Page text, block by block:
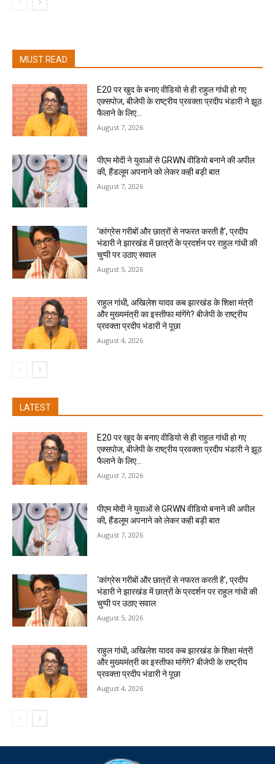
MUST READ
E20 पर खुद के बनाए वीडियो से ही राहुल गांधी हो गए
एक्सपोज, बीजेपी के राष्ट्रीय प्रवक्ता प्रदीप भंडारी ने झूठ
फैलाने के लिए...
August 7, 2026
पीएम मोदी ने युवाओं से GRWN वीडियो बनाने की अपील
की, हैंडलूम अपनाने को लेकर कही बड़ी बात
August 7, 2026
‘कांग्रेस गरीबों और छात्रों से नफरत करती है’, प्रदीप
भंडारी ने झारखंड में छात्रों के प्रदर्शन पर राहुल गांधी की
चुप्पी पर उठाए सवाल
August 5, 2026
राहुल गांधी, अखिलेश यादव कब झारखंड के शिक्षा मंत्री
और मुख्यमंत्री का इस्तीफा मांगेंगे? बीजेपी के राष्ट्रीय
प्रवक्ता प्रदीप भंडारी ने पूछा
August 4, 2026
LATEST
E20 पर खुद के बनाए वीडियो से ही राहुल गांधी हो गए
एक्सपोज, बीजेपी के राष्ट्रीय प्रवक्ता प्रदीप भंडारी ने झूठ
फैलाने के लिए...
August 7, 2026
पीएम मोदी ने युवाओं से GRWN वीडियो बनाने की अपील
की, हैंडलूम अपनाने को लेकर कही बड़ी बात
August 7, 2026
‘कांग्रेस गरीबों और छात्रों से नफरत करती है’, प्रदीप
भंडारी ने झारखंड में छात्रों के प्रदर्शन पर राहुल गांधी की
चुप्पी पर उठाए सवाल
August 5, 2026
राहुल गांधी, अखिलेश यादव कब झारखंड के शिक्षा मंत्री
और मुख्यमंत्री का इस्तीफा मांगेंगे? बीजेपी के राष्ट्रीय
प्रवक्ता प्रदीप भंडारी ने पूछा
August 4, 2026